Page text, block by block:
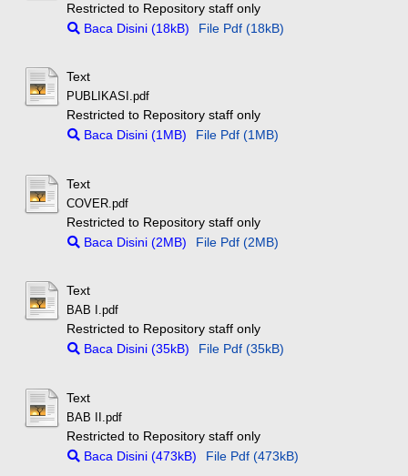
Restricted to Repository staff only
Baca Disini (18kB)
File Pdf (18kB)
Text
PUBLIKASI.pdf
Restricted to Repository staff only
Baca Disini (1MB)
File Pdf (1MB)
Text
COVER.pdf
Restricted to Repository staff only
Baca Disini (2MB)
File Pdf (2MB)
Text
BAB I.pdf
Restricted to Repository staff only
Baca Disini (35kB)
File Pdf (35kB)
Text
BAB II.pdf
Restricted to Repository staff only
Baca Disini (473kB)
File Pdf (473kB)